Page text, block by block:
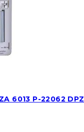
6013 P-22062 DPZ